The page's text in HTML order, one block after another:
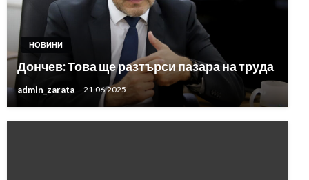
НОВИНИ
Дончев: Това ще разтърси пазара на труда
admin_zarata 21.06.2025